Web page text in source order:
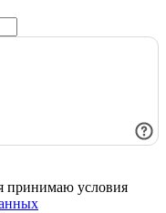
принимаю условия